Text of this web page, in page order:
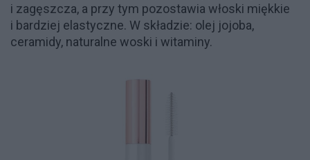
i zagęszcza, a przy tym pozostawia włoski miękkie
i bardziej elastyczne. W składzie: olej jojoba,
ceramidy, naturalne woski i witaminy.